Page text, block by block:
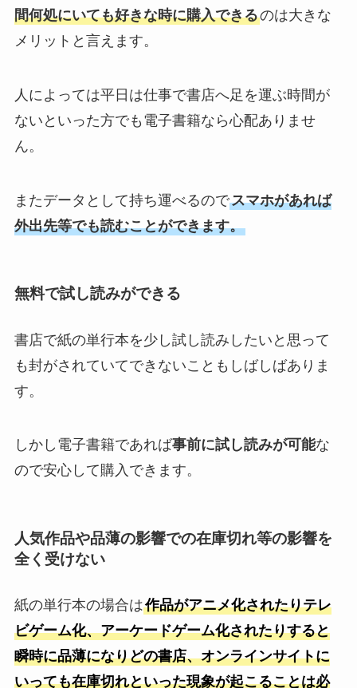
間何処にいても好きな時に購入できるのは大きな
メリットと言えます。
人によっては平日は仕事で書店へ足を運ぶ時間が
ないといった方でも電子書籍なら心配ありませ
ん。
またデータとして持ち運べるのでスマホがあれば
外出先等でも読むことができます。
無料で試し読みができる
書店で紙の単行本を少し試し読みしたいと思って
も封がされていてできないこともしばしばありま
す。
しかし電子書籍であれば事前に試し読みが可能な
ので安心して購入できます。
人気作品や品薄の影響での在庫切れ等の影響を
全く受けない
紙の単行本の場合は作品がアニメ化されたりテレ
ビゲーム化、アーケードゲーム化されたりすると
瞬時に品薄になりどの書店、オンラインサイトに
いっても在庫切れといった現象が起こることは必